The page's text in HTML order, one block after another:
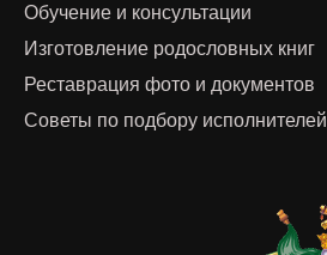
Обучение и консультации
Изготовление родословных книг
Реставрация фото и документов
Советы по подбору исполнителей